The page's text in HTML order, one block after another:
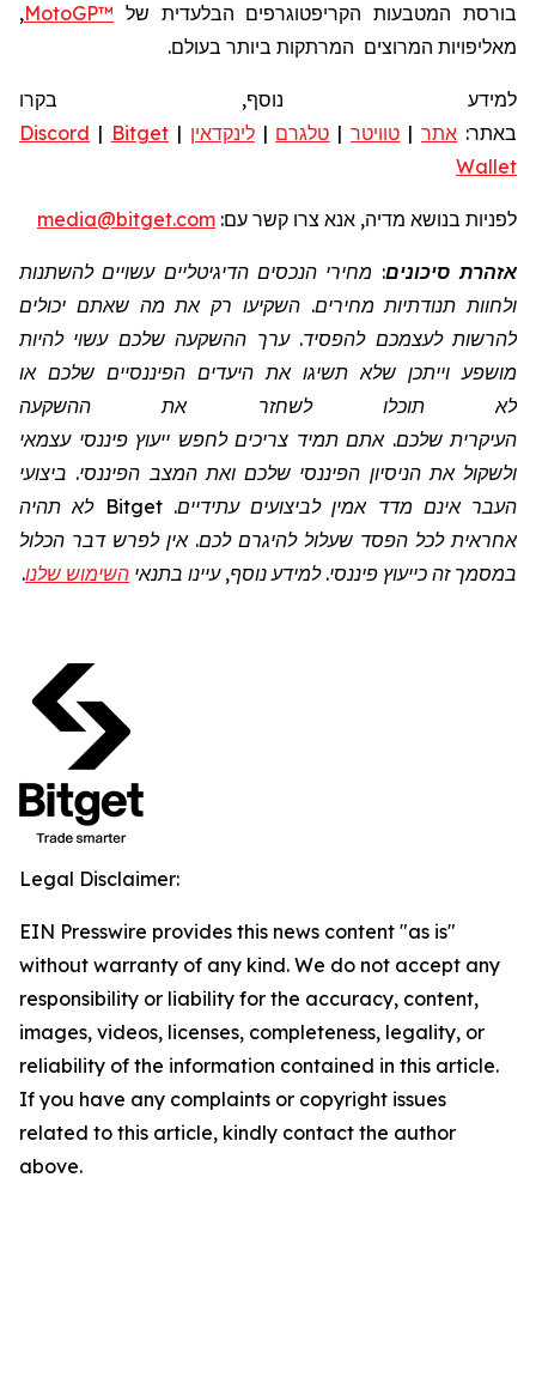
בורסת המטבעות הקריפטוגרפים הבלעדית של MotoGP™
,
מאליפויות המרוצים המרתקות ביותר בעולם.
למידע נוסף, בקרו
באתר: אתר| טוויטר| טלגרם |לינקדאין |
Discord | Bitget
Wallet
לפניות בנושא מדיה, אנא צרו קשר עם: media@bitget.com
אזהרת סיכונים: מחירי הנכסים הדיגיטליים עשויים להשתנות
ולחוות תנודתיות מחירים. השקיעו רק את מה שאתם יכולים
להרשות לעצמכם להפסיד. ערך ההשקעה שלכם עשוי להיות
מושפע וייתכן שלא תשיגו את היעדים הפיננסיים שלכם או
לא תוכלו לשחזר את ההשקעה
העיקרית שלכם. אתם תמיד צריכים לחפש ייעוץ פיננסי עצמאי
ולשקול את הניסיון הפיננסי שלכם ואת המצב הפיננסי. ביצועי
העבר אינם מדד אמין לביצועים עתידיים.Bitget לא תהיה
אחראית לכל הפסד שעלול להיגרם לכם. אין לפרש דבר הכלול
במסמך זה כייעוץ פיננסי. למידע נוסף, עיינו בתנאי השימוש שלנו.
Legal Disclaimer:
EIN Presswire provides this news content "as is"
without warranty of any kind. We do not accept any
responsibility or liability for the accuracy, content,
images, videos, licenses, completeness, legality, or
reliability of the information contained in this article.
If you have any complaints or copyright issues
related to this article, kindly contact the author
above.